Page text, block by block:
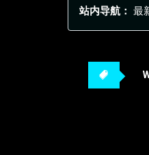
站内导航： 最